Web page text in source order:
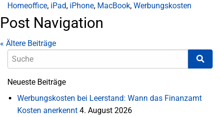
Homeoffice, iPad, iPhone, MacBook, Werbungskosten
Post Navigation
« Ältere Beiträge
Neueste Beiträge
Werbungskosten bei Leerstand: Wann das Finanzamt
Kosten anerkennt 4. August 2026